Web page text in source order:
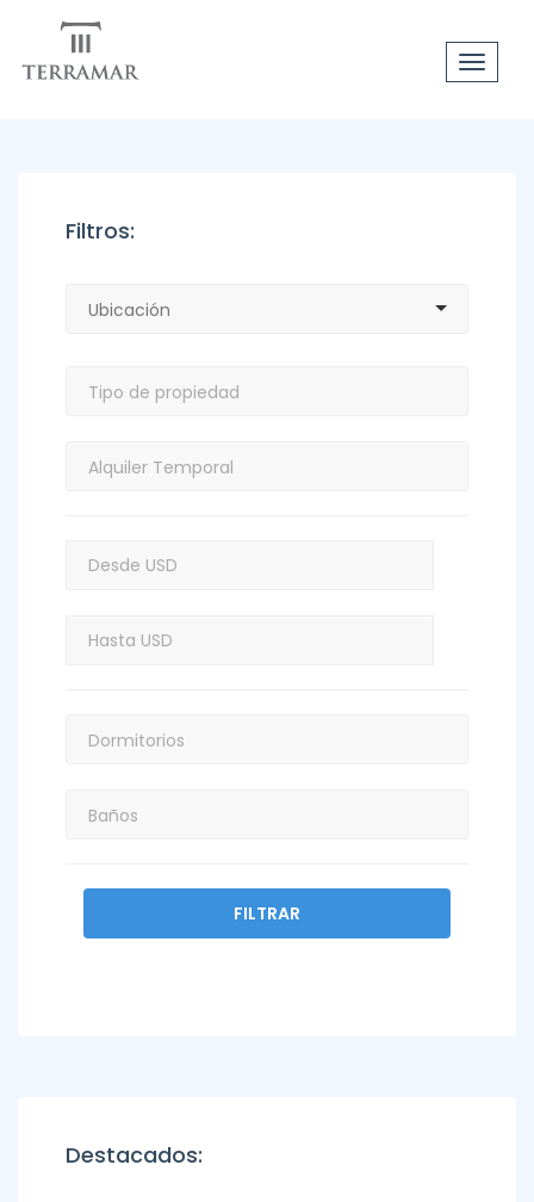
Toggle
Filtros:
FILTRAR
Destacados: